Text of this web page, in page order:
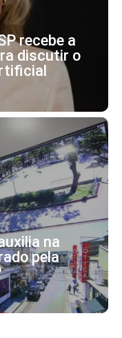
recebe a
discutir o
na
pela